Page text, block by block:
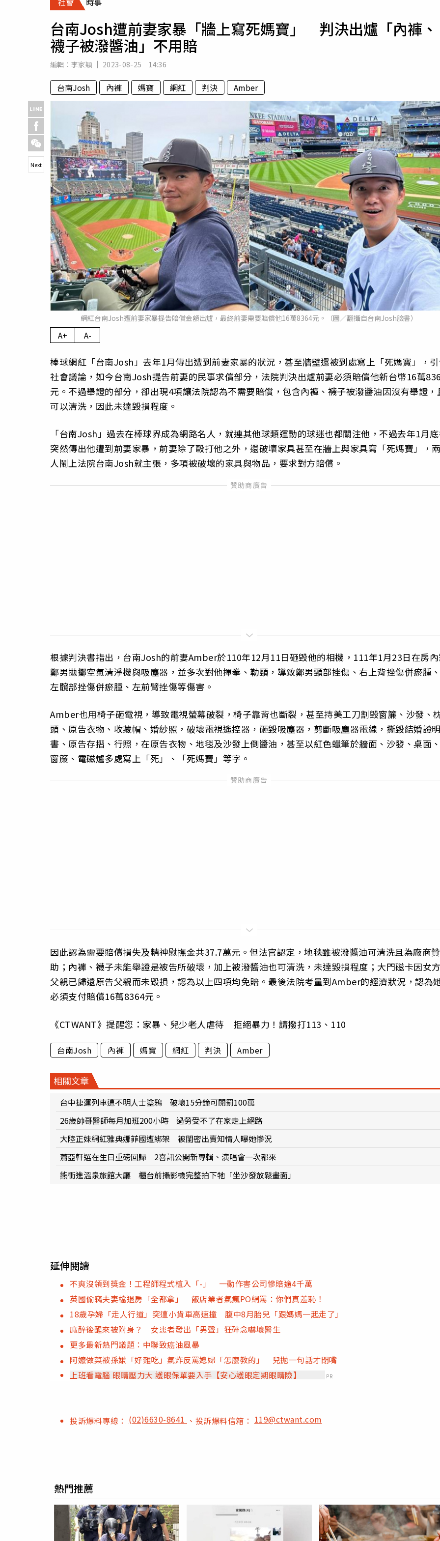
專欄
房產新勢力
運勢
台南Josh遭前妻家暴「牆上寫死媽寶」 判決出爐「內褲、
襪子被潑醬油」不用賠
編輯： 李家穎 2023-08-25 14:36
台南Josh 內褲 媽寶 網紅 判決 Amber
網紅台南Josh遭前妻家暴提告賠償金額出爐，最終前妻需要賠償他16萬8364元。（圖／翻攝自台南Josh臉書）
Next
A+ A-
棒球網紅「台南Josh」去年1月傳出遭到前妻家暴的狀況，甚至牆壁還被到處寫上「死媽寶」，
社會議論，如今台南Josh提告前妻的民事求償部分，法院判決出爐前妻必須賠償他新台幣16萬
元。不過舉證的部分，卻出現4項讓法院認為不需要賠償，包含內褲、襪子被潑醬油因沒有舉證，
可以清洗，因此未達毀損程度。
「台南Josh」過去在棒球界成為網路名人，就連其他球類運動的球迷也都關注他，不過去年1月
突然傳出他遭到前妻家暴，前妻除了毆打他之外，還破壞家具甚至在牆上與家具寫「死媽寶」，
人鬧上法院台南Josh就主張，多項被破壞的家具與物品，要求對方賠償。
根據判決書指出，台南Josh的前妻Amber於110年12月11日砸毀他的相機，111年1月23日在房
鄭男拋擲空氣清淨機與吸塵器，並多次對他揮拳、勒頸，導致鄭男頸部挫傷、右上背挫傷併瘀腫
左髖部挫傷併瘀腫、左前臂挫傷等傷害。
Amber也用椅子砸電視，導致電視螢幕破裂，椅子靠背也斷裂，甚至持美工刀割毀窗簾、沙發、
頭、原告衣物、收藏帽、婚紗照，破壞電視遙控器，砸毀吸塵器，剪斷吸塵器電線，撕毀結婚證
書、原告存摺、行照，在原告衣物、地毯及沙發上倒醬油，甚至以紅色蠟筆於牆面、沙發、桌面
窗簾、電磁爐多處寫上「死」、「死媽寶」等字。
因此認為需要賠償損失及精神慰撫金共37.7萬元。但法官認定，地毯雖被潑醬油可清洗且為廠商贊
助；內褲、襪子未能舉證是被告所破壞，加上被潑醬油也可清洗，未達毀損程度；大門磁卡因女
父親已歸還原告父親而未毀損，認為以上四項均免賠。最後法院考量到Amber的經濟狀況，認為
必須支付賠償16萬8364元。
《CTWANT》提醒您：家暴、兒少老人虐待 拒絕暴力！請撥打113、110
台南Josh 內褲 媽寶 網紅 判決 Amber
相關文章
台中捷運列車遭不明人士塗鴉 破壞15分鐘可開罰100萬
26歲帥哥醫師每月加班200小時 過勞受不了在家走上絕路
大陸正妹網紅雅典娜菲國遭綁架 被閨密出賣知情人曝她慘況
蕭亞軒選在生日重磅回歸 2喜訊公開新專輯、演唱會一次都來
熊衝進溫泉旅館大廳 櫃台前攝影機完整拍下牠「坐沙發放鬆畫面」
延伸閱讀
不爽沒領到獎金！工程師程式植入「-」 一動作害公司慘賠逾4千萬
英國偷竊夫妻檔退房「全都拿」 飯店業者氣瘋PO網罵：你們真羞恥！
18歲孕婦「走人行道」突遭小貨車高速撞 腹中8月胎兒「跟媽媽一起走了」
麻醉後醒來被附身？ 女患者發出「男聲」狂碎念嚇壞醫生
更多最新熱門議題：中聯致癌油風暴
阿嬤做菜被孫嫌「好難吃」氣炸反罵媳婦「怎麼教的」 兒拋一句話才閉嘴
上班看電腦 眼睛壓力大 護眼保單要入手【安心護眼定期眼睛險】
PR
投訴爆料專線： (02)6630-8641 、投訴爆料信箱：119@ctwant.com
熱門推薦
PR